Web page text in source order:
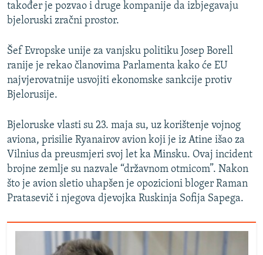
također je pozvao i druge kompanije da izbjegavaju
bjeloruski zračni prostor.
Šef Evropske unije za vanjsku politiku Josep Borell
ranije je rekao članovima Parlamenta kako će EU
najvjerovatnije usvojiti ekonomske sankcije protiv
Bjelorusije.
Bjeloruske vlasti su 23. maja su, uz korištenje vojnog
aviona, prisilie Ryanairov avion koji je iz Atine išao za
Vilnius da preusmjeri svoj let ka Minsku. Ovaj incident
brojne zemlje su nazvale “državnom otmicom”. Nakon
što je avion sletio uhapšen je opozicioni bloger Raman
Pratasevič i njegova djevojka Ruskinja Sofija Sapega.